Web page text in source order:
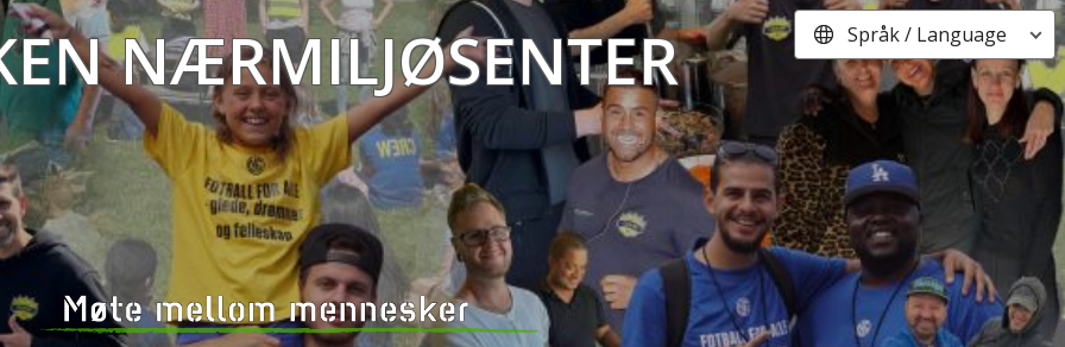
Språk / Language
Nærmiljøsenter